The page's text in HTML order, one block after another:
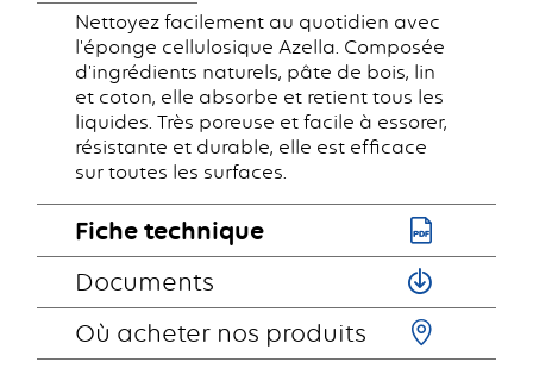
Nettoyez facilement au quotidien avec
l'éponge cellulosique Azella. Composée
d'ingrédients naturels, pâte de bois, lin
et coton, elle absorbe et retient tous les
liquides. Très poreuse et facile à essorer,
résistante et durable, elle est efficace
sur toutes les surfaces.
Fiche technique
Documents
Où acheter nos produits